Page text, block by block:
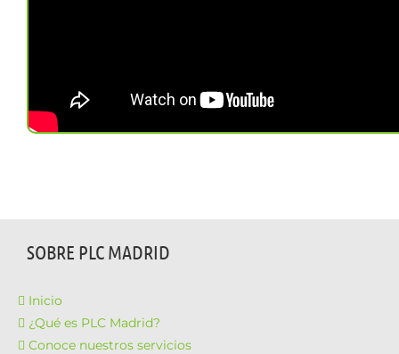
SOBRE PLC MADRID
Inicio
¿Qué es PLC Madrid?
Conoce nuestros servicios